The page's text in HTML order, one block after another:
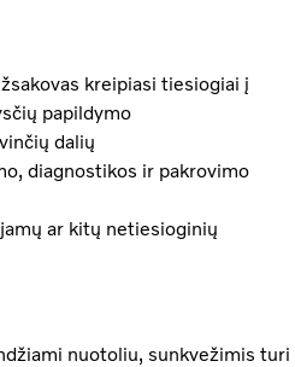
kreipiasi tiesiogiai į
papildymo
dalių
diagnostikos ir pakrovimo
ar kitų netiesioginių
nuotoliu, sunkvežimis turi